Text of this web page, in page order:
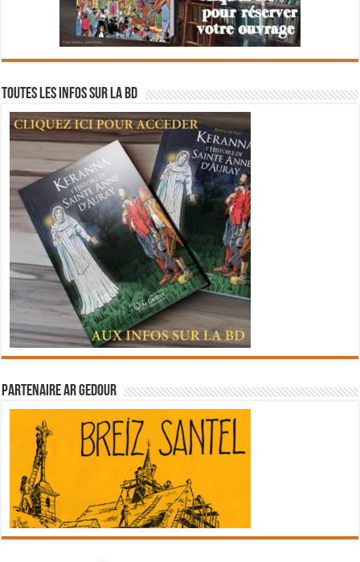
Toutes les infos sur la BD
Partenaire Ar Gedour